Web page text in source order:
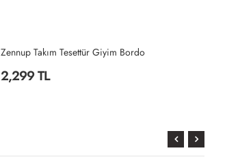
Zennup Takım Tesettür Giyim Bordo
2,299 TL